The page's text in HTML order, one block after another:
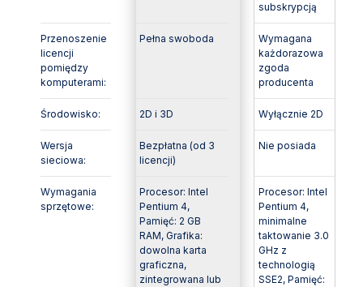
subskrypcją
Przenoszenie
licencji
pomiędzy
komputerami:
Pełna swoboda
Wymagana
każdorazowa
zgoda
producenta
Środowisko: 2D i 3D Wyłącznie 2D
Wersja
sieciowa:
Bezpłatna (od 3
licencji)
Nie posiada
Wymagania
sprzętowe:
Procesor: Intel
Pentium 4,
Pamięć: 2 GB
RAM, Grafika:
dowolna karta
graficzna,
zintegrowana lub
Procesor: Intel
Pentium 4,
minimalne
taktowanie 3.0
GHz z
technologią
SSE2, Pamięć: